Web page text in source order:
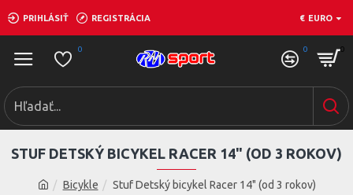
PRIHLÁSIŤ REGISTRÁCIA € EURO
0 0 0
Bicykle Stuf Detský bicykel Racer 14" (od 3 rokov)
STUF DETSKÝ BICYKEL RACER 14" (OD 3 ROKOV)